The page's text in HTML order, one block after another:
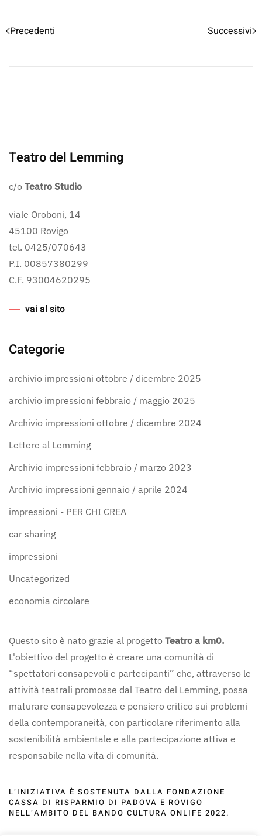
Precedenti Successivi
Teatro del Lemming
c/o Teatro Studio
viale Oroboni, 14
45100 Rovigo
tel. 0425/070643
P.I. 00857380299
C.F. 93004620295
vai al sito
Categorie
archivio impressioni ottobre / dicembre 2025
archivio impressioni febbraio / maggio 2025
Archivio impressioni ottobre / dicembre 2024
Lettere al Lemming
Archivio impressioni febbraio / marzo 2023
Archivio impressioni gennaio / aprile 2024
impressioni - PER CHI CREA
car sharing
impressioni
Uncategorized
economia circolare
Questo sito è nato grazie al progetto Teatro a km0.
L'obiettivo del progetto è creare una comunità di
“spettatori consapevoli e partecipanti” che, attraverso le
attività teatrali promosse dal Teatro del Lemming, possa
maturare consapevolezza e pensiero critico sui problemi
della contemporaneità, con particolare riferimento alla
sostenibilità ambientale e alla partecipazione attiva e
responsabile nella vita di comunità.
L’INIZIATIVA È SOSTENUTA DALLA FONDAZIONE
CASSA DI RISPARMIO DI PADOVA E ROVIGO
NELL’AMBITO DEL BANDO CULTURA ONLIFE 2022.